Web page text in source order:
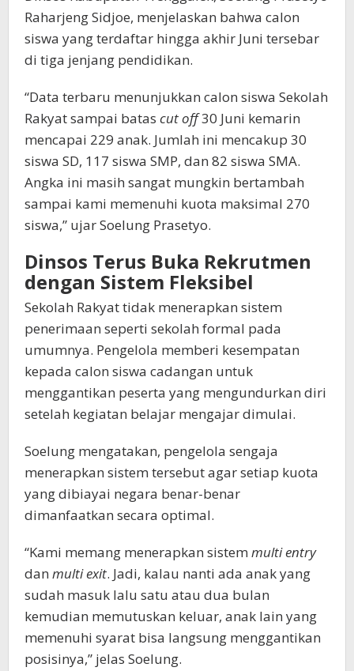
Raharjeng Sidjoe, menjelaskan bahwa calon
siswa yang terdaftar hingga akhir Juni tersebar
di tiga jenjang pendidikan.
“Data terbaru menunjukkan calon siswa Sekolah
Rakyat sampai batas cut off30 Juni kemarin
mencapai 229 anak. Jumlah ini mencakup 30
siswa SD, 117 siswa SMP, dan 82 siswa SMA.
Angka ini masih sangat mungkin bertambah
sampai kami memenuhi kuota maksimal 270
siswa,” ujar Soelung Prasetyo.
Dinsos Terus Buka Rekrutmen
dengan Sistem Fleksibel
Sekolah Rakyat tidak menerapkan sistem
penerimaan seperti sekolah formal pada
umumnya. Pengelola memberi kesempatan
kepada calon siswa cadangan untuk
menggantikan peserta yang mengundurkan diri
setelah kegiatan belajar mengajar dimulai.
Soelung mengatakan, pengelola sengaja
menerapkan sistem tersebut agar setiap kuota
yang dibiayai negara benar-benar
dimanfaatkan secara optimal.
“Kami memang menerapkan sistem multi entry
dan multi exit. Jadi, kalau nanti ada anak yang
sudah masuk lalu satu atau dua bulan
kemudian memutuskan keluar, anak lain yang
memenuhi syarat bisa langsung menggantikan
posisinya,” jelas Soelung.